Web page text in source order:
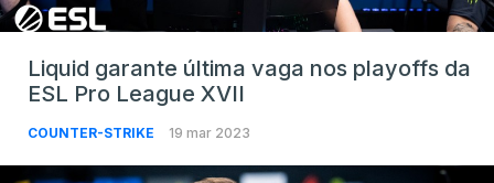
Liquid garante última vaga nos playoffs da
ESL Pro League XVII
COUNTER-STRIKE 19 mar 2023